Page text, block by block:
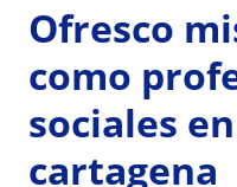
Ofresco
como
sociales
cartagena